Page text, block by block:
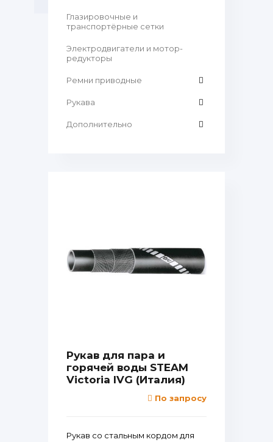
Глазировочные и
транспортёрные сетки
Электродвигатели и мотор-
редукторы
Ремни приводные
Рукава
Дополнительно
Рукав для пара и
горячей воды STEAM
Victoria IVG (Италия)
По запросу
Рукав со стальным кордом для